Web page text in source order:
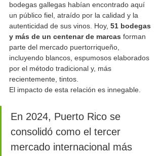
bodegas gallegas habían encontrado aquí
un público fiel, atraído por la calidad y la
autenticidad de sus vinos. Hoy, 51 bodegas
y más de un centenar de marcas forman
parte del mercado puertorriqueño,
incluyendo blancos, espumosos elaborados
por el método tradicional y, más
recientemente, tintos.
El impacto de esta relación es innegable.
En 2024, Puerto Rico se
consolidó como el tercer
mercado internacional más